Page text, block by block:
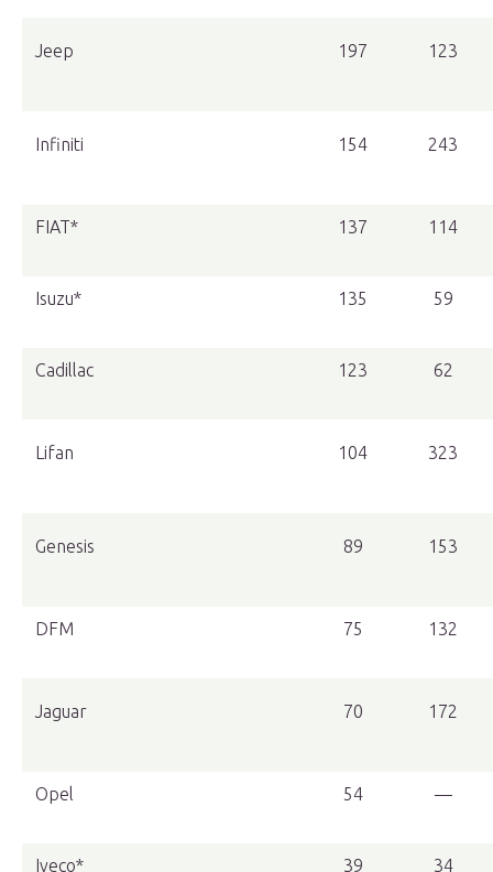
Jeep 197 123
Infiniti 154 243
FIAT* 137 114
Isuzu* 135 59
Cadillac 123 62
Lifan 104 323
Genesis 89 153
DFM 75 132
Jaguar 70 172
Opel 54 —
Iveco* 39 34